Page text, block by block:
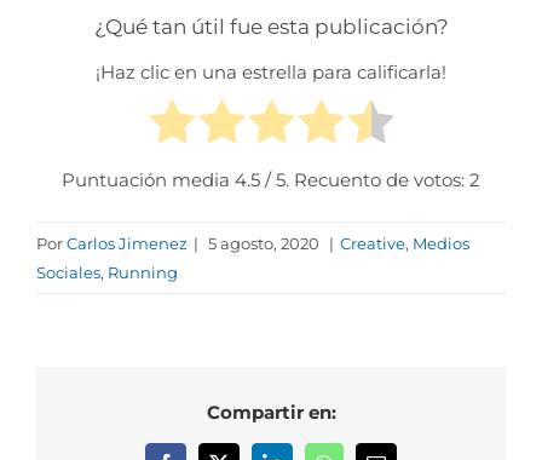
¿Qué tan útil fue esta publicación?
¡Haz clic en una estrella para calificarla!
Puntuación media 4.5 / 5. Recuento de votos: 2
PorCarlos Jimenez | 5 agosto, 2020 | Creative, Medios
Sociales, Running
Compartir en: